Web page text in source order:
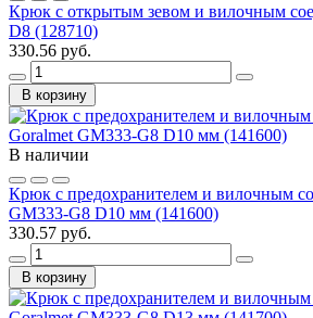
Крюк с открытым зевом и вилочным
D8 (128710)
330.56 руб.
В корзину
В наличии
Крюк с предохранителем и вилочным
GM333-G8 D10 мм (141600)
330.57 руб.
В корзину